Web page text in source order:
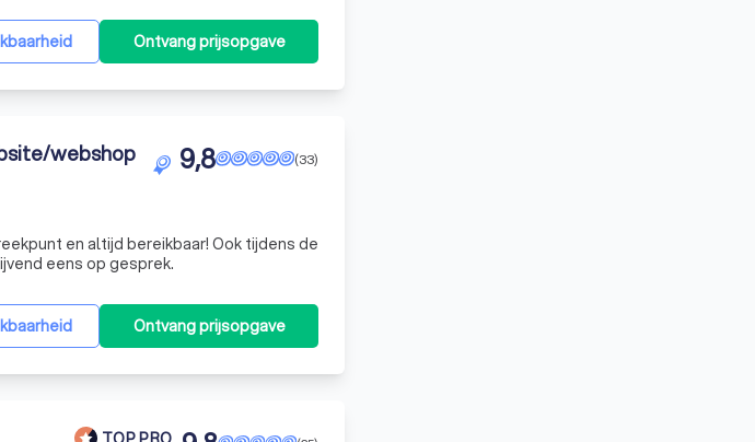
Ontvang prijsopgave
webshop
(33)
9,8
en altijd bereikbaar! Ook tijdens de
eens op gesprek.
Ontvang prijsopgave